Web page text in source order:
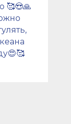
🥰😍🙏